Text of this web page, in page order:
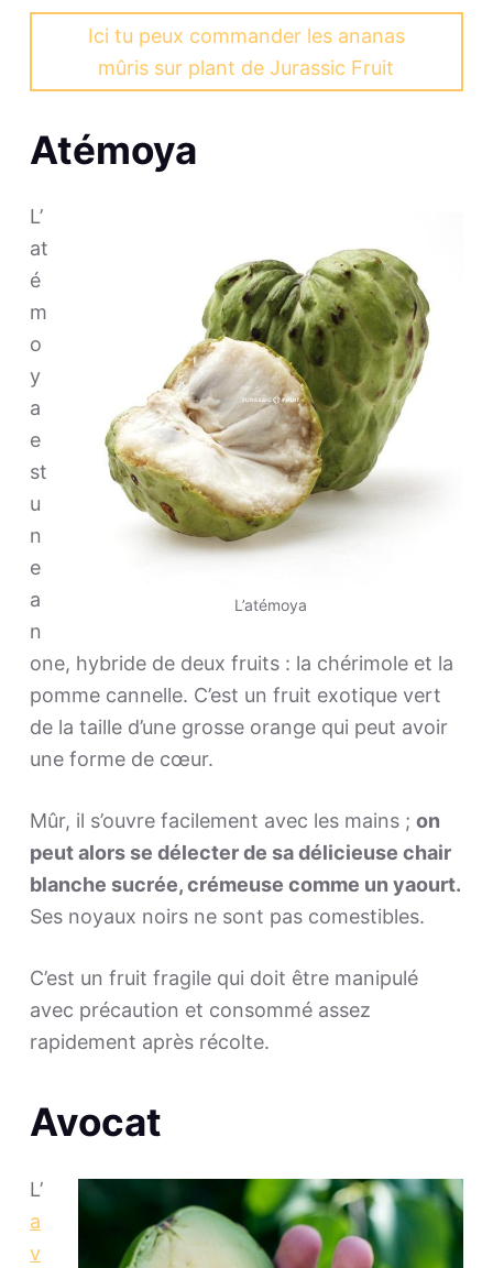
Ici tu peux commander les ananas
mûris sur plant de Jurassic Fruit
Atémoya
L’atémoya
L’
at
é
m
o
y
a
e
st
u
n
e
a
n
one, hybride de deux fruits : la chérimole et la
pomme cannelle. C’est un fruit exotique vert
de la taille d’une grosse orange qui peut avoir
une forme de cœur.
Mûr, il s’ouvre facilement avec les mains ; on
peut alors se délecter de sa délicieuse chair
blanche sucrée, crémeuse comme un yaourt.
Ses noyaux noirs ne sont pas comestibles.
C’est un fruit fragile qui doit être manipulé
avec précaution et consommé assez
rapidement après récolte.
Avocat
L’
a
v